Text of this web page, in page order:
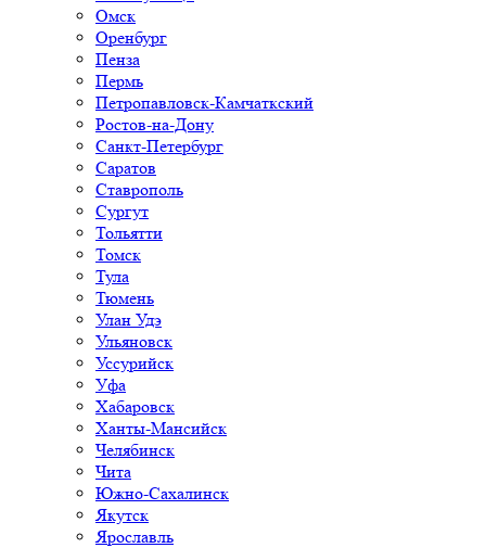
Омск
Оренбург
Пенза
Пермь
Петропавловск-Камчаткский
Ростов-на-Дону
Санкт-Петербург
Саратов
Ставрополь
Сургут
Тольятти
Томск
Тула
Тюмень
Улан Удэ
Ульяновск
Уссурийск
Уфа
Хабаровск
Ханты-Мансийск
Челябинск
Чита
Южно-Cахалинск
Якутск
Ярославль